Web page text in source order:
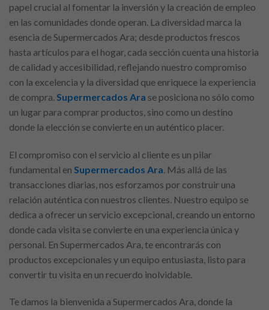
papel crucial al fomentar la inversión y la creación de empleo
en las comunidades donde operan. La diversidad marca la
esencia de Supermercados Ara; desde productos frescos
hasta artículos para el hogar, cada sección cuenta una historia
de calidad y accesibilidad, reflejando nuestro compromiso
con la excelencia y la diversidad que enriquece la experiencia
de compra. Supermercados Ara se posiciona no sólo como
un lugar para comprar productos, sino como un destino
donde la elección se convierte en un auténtico placer.
El compromiso con el servicio al cliente es un pilar
fundamental en Supermercados Ara . Más allá de las
transacciones diarias, nos esforzamos por construir una
relación auténtica con nuestros clientes. Nuestro equipo se
dedica a ofrecer un servicio excepcional, creando un entorno
donde cada visita se convierte en una experiencia única y
personal. En Supermercados Ara, te encontrarás con
productos excepcionales y un equipo entusiasta, listo para
convertir tu visita en un recuerdo inolvidable.
Te damos la bienvenida a Supermercados Ara, donde la